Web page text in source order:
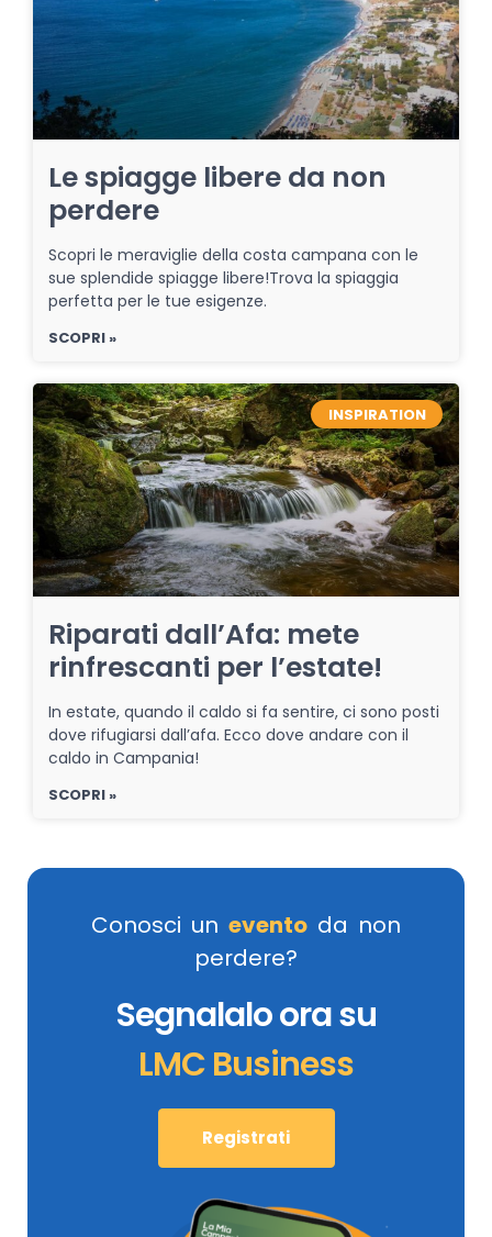
Le spiagge libere da non
perdere
Scopri le meraviglie della costa campana con le
sue splendide spiagge libere!Trova la spiaggia
perfetta per le tue esigenze.
SCOPRI »
INSPIRATION
Riparati dall’Afa: mete
rinfrescanti per l’estate!
In estate, quando il caldo si fa sentire, ci sono posti
dove rifugiarsi dall’afa. Ecco dove andare con il
caldo in Campania!
SCOPRI »
Conosci un evento da non
perdere?
Segnalalo ora su
LMC Business
Registrati